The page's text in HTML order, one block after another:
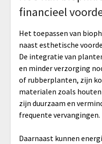
financieel
Het toepassen van
naast esthetische
De integratie van
en minder verzorging
of rubberplanten, zijn
materialen zoals
zijn duurzaam en
frequente vervangingen.
Daarnaast kunnen